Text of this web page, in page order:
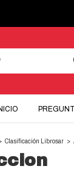
Clasificación Librosar >